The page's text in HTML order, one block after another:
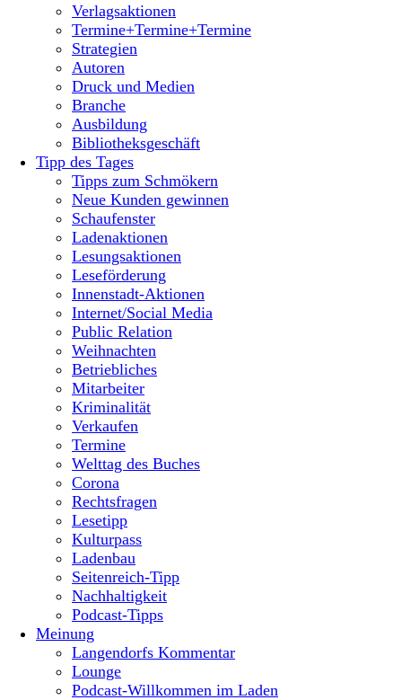
Verlagsaktionen
Termine+Termine+Termine
Strategien
Autoren
Druck und Medien
Branche
Ausbildung
Bibliotheksgeschäft
Tipp des Tages
Tipps zum Schmökern
Neue Kunden gewinnen
Schaufenster
Ladenaktionen
Lesungsaktionen
Leseförderung
Innenstadt-Aktionen
Internet/Social Media
Public Relation
Weihnachten
Betriebliches
Mitarbeiter
Kriminalität
Verkaufen
Termine
Welttag des Buches
Corona
Rechtsfragen
Lesetipp
Kulturpass
Ladenbau
Seitenreich-Tipp
Nachhaltigkeit
Podcast-Tipps
Meinung
Langendorfs Kommentar
Lounge
Podcast-Willkommen im Laden